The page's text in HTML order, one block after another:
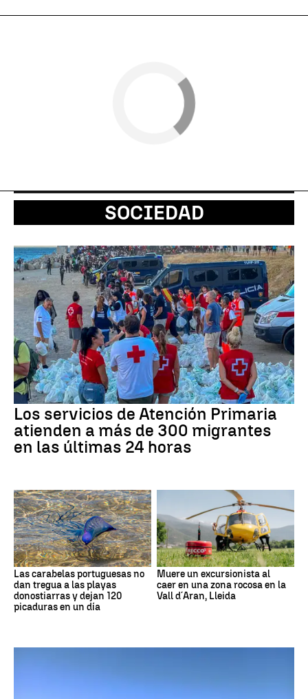
SOCIEDAD
Los servicios de Atención Primaria
atienden a más de 300 migrantes
en las últimas 24 horas
Las carabelas portuguesas no
dan tregua a las playas
donostiarras y dejan 120
picaduras en un día
Muere un excursionista al
caer en una zona rocosa en la
Vall d´Aran, Lleida